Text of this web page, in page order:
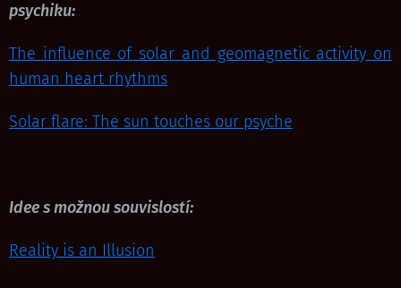
psychiku:
The influence of solar and geomagnetic activity on
human heart rhythms
Solar flare: The sun touches our psyche
Idee s možnou souvislostí:
Reality is an Illusion